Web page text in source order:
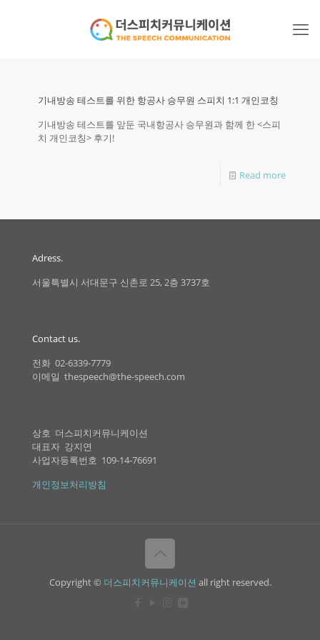
기내방송 테스트를 위한 항공사 승무원 스피치 1:1 개인코칭
기내방송 테스트를 앞둔 국내항공사 승무원과 함께 한 <스피
치 개인코칭> 후기!
Read more
Adress.
서울특별시 서대문구 신촌로 25, 2층 3737호
Contact us.
전화 02-6339-7779
이메일 thespeech@the-speech.com
상호 더스피치커뮤니케이션
대표자 강지연
사업자등록번호 109-14-76691
개인정보처리방침
Copyright © 더스피치커뮤니케이션 all right reserved.